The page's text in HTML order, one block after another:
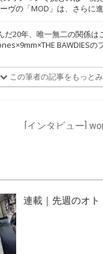
ヴの「MOD」は、さらに
だ20年、唯一無二の関係
BAWDIESの
この筆者の記事をもっと
[インタビュー]
連載｜先週のオト